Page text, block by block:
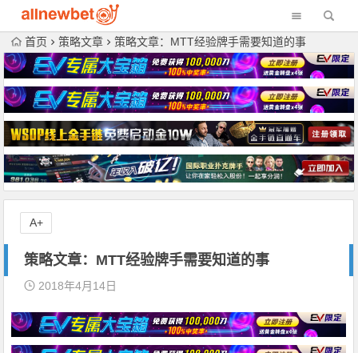
首页 策略文章 策略文章：MTT经验牌手需要知道的事
策略文章：MTT经验牌手需要知道的事
2018年4月14日
A+